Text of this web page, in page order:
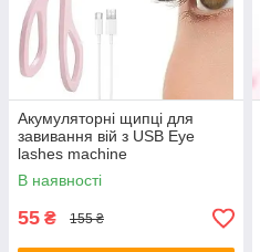
Акумуляторні щипці для
завивання вій з USB Eye
lashes machine
В наявності
55 ₴ 155 ₴